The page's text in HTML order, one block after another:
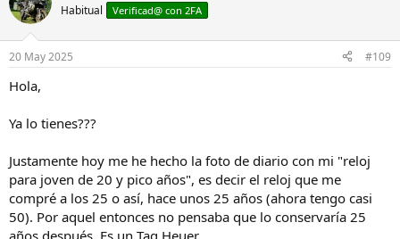
Habitual Verificad@ con 2FA
20 May 2025 #109
Hola,
Ya lo tienes???
Justamente hoy me he hecho la foto de diario con mi "reloj
para joven de 20 y pico años", es decir el reloj que me
compré a los 25 o así, hace unos 25 años (ahora tengo casi
50). Por aquel entonces no pensaba que lo conservaría 25
años después. Es un Tag Heuer.